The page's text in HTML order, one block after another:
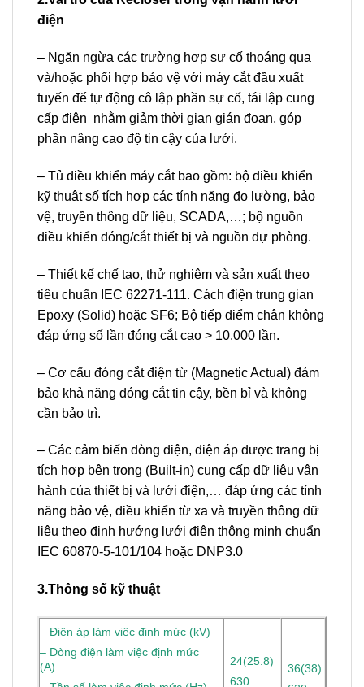
điện
– Ngăn ngừa các trường hợp sự cố thoáng qua
và/hoặc phối hợp bảo vệ với máy cắt đầu xuất
tuyến để tự động cô lập phần sự cố, tái lập cung
cấp điện nhằm giảm thời gian gián đoạn, góp
phần nâng cao độ tin cậy của lưới.
– Tủ điều khiển máy cắt bao gồm: bộ điều khiển
kỹ thuật số tích hợp các tính năng đo lường, bảo
vệ, truyền thông dữ liệu, SCADA,…; bộ nguồn
điều khiển đóng/cắt thiết bị và nguồn dự phòng.
– Thiết kế chế tạo, thử nghiệm và sản xuất theo
tiêu chuẩn IEC 62271-111. Cách điện trung gian
Epoxy (Solid) hoặc SF6; Bộ tiếp điểm chân không
đáp ứng số lần đóng cắt cao > 10.000 lần.
– Cơ cấu đóng cắt điện từ (Magnetic Actual) đảm
bảo khả năng đóng cắt tin cậy, bền bỉ và không
cần bảo trì.
– Các cảm biến dòng điện, điện áp được trang bị
tích hợp bên trong (Built-in) cung cấp dữ liệu vận
hành của thiết bị và lưới điện,… đáp ứng các tính
năng bảo vệ, điều khiển từ xa và truyền thông dữ
liệu theo định hướng lưới điện thông minh chuẩn
IEC 60870-5-101/104 hoặc DNP3.0
3.Thông số kỹ thuật
– Điện áp làm việc định mức (kV)
– Dòng điện làm việc định mức
(A)
24(25.8)
630
36(38)